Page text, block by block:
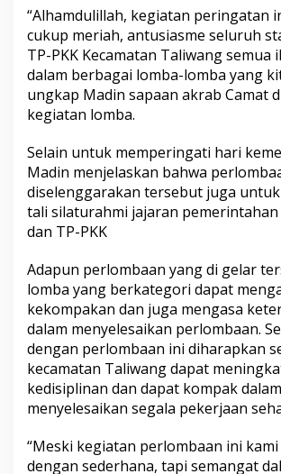
“Alhamdulillah, kegiatan peringatan
cukup meriah, antusiasme seluruh
TP-PKK Kecamatan Taliwang
dalam berbagai lomba-lomba yang
ungkap Madin sapaan akrab Camat
kegiatan lomba.
Selain untuk memperingati hari
Madin menjelaskan bahwa
diselenggarakan tersebut juga
tali silaturahmi jajaran pemerintahan
dan TP-PKK
Adapun perlombaan yang di gelar
lomba yang berkategori dapat
kekompakan dan juga mengasa
dalam menyelesaikan perlombaan.
dengan perlombaan ini diharapkan
kecamatan Taliwang dapat
kedisiplinan dan dapat kompak dalam
menyelesaikan segala pekerjaan
“Meski kegiatan perlombaan ini
dengan sederhana, tapi semangat